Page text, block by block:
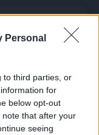
Personal
to third parties, or
for
below opt-out
that after your
seeing
ya